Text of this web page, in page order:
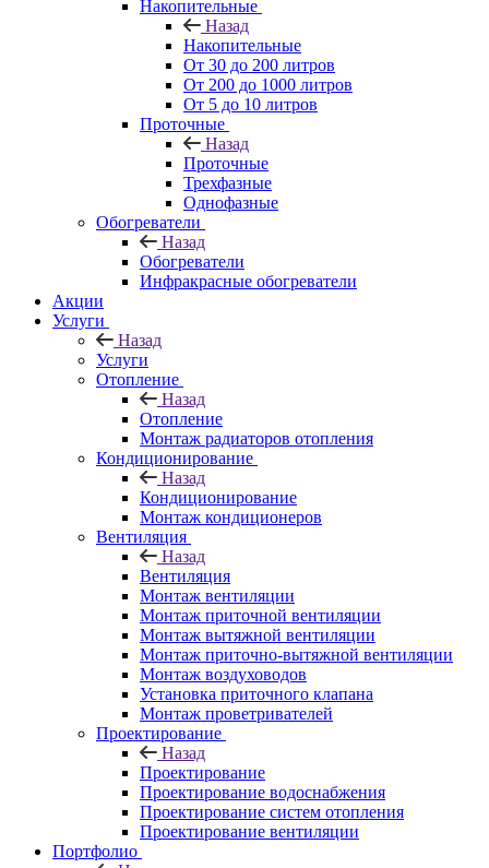
Накопительные
Назад
Накопительные
От 30 до 200 литров
От 200 до 1000 литров
От 5 до 10 литров
Проточные
Назад
Проточные
Трехфазные
Однофазные
Обогреватели
Назад
Обогреватели
Инфракрасные обогреватели
Акции
Услуги
Назад
Услуги
Отопление
Назад
Отопление
Монтаж радиаторов отопления
Кондиционирование
Назад
Кондиционирование
Монтаж кондиционеров
Вентиляция
Назад
Вентиляция
Монтаж вентиляции
Монтаж приточной вентиляции
Монтаж вытяжной вентиляции
Монтаж приточно-вытяжной вентиляции
Монтаж воздуховодов
Установка приточного клапана
Монтаж проветривателей
Проектирование
Назад
Проектирование
Проектирование водоснабжения
Проектирование систем отопления
Проектирование вентиляции
Портфолио